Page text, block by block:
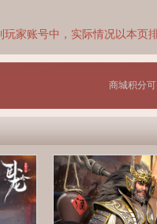
家账号中，实际情况以本页排
商城积分